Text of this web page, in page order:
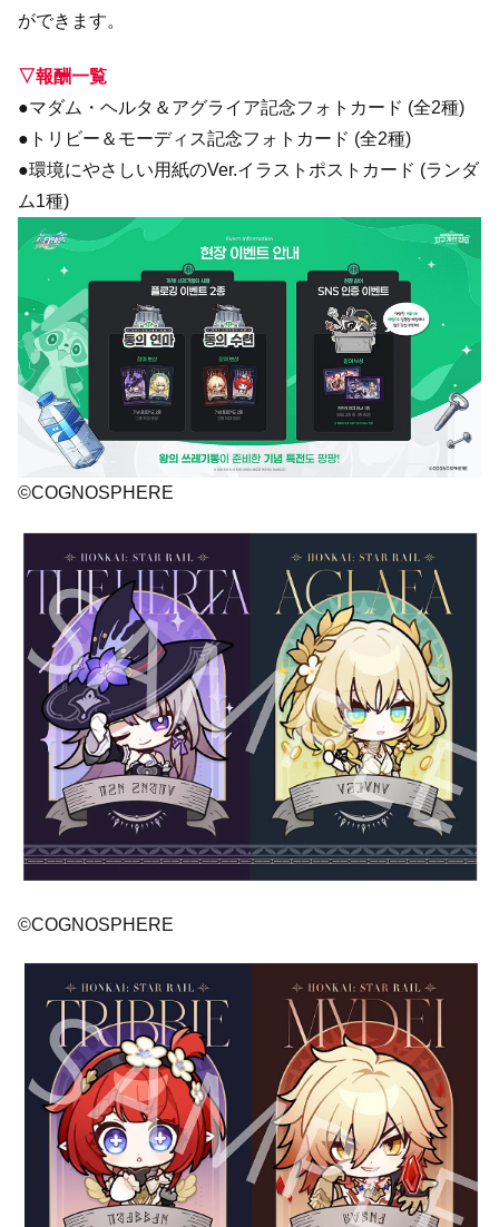
ができます。
▽報酬一覧
●マダム・ヘルタ＆アグライア記念フォトカード (全2種)
●トリビー＆モーディス記念フォトカード (全2種)
●環境にやさしい用紙のVer.イラストポストカード (ランダ
ム1種)
©COGNOSPHERE
©COGNOSPHERE